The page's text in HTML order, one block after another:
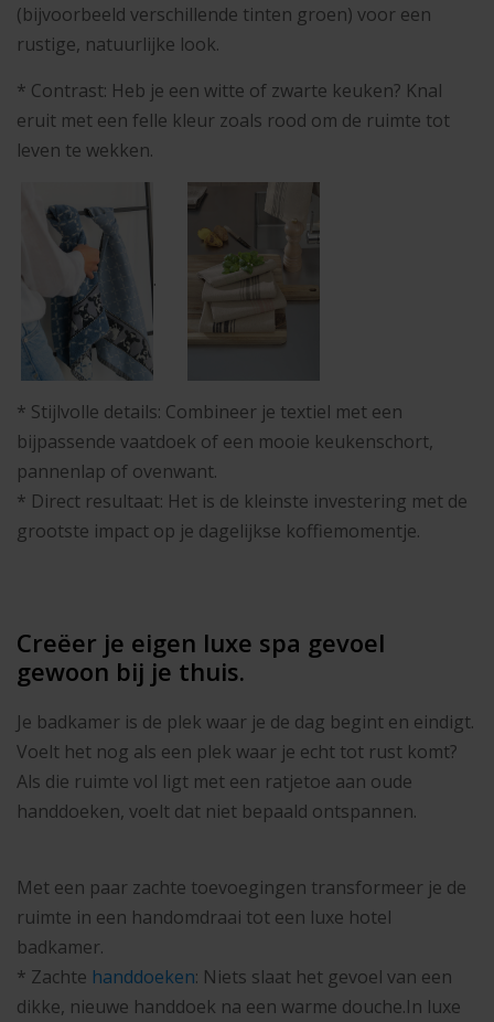
(bijvoorbeeld verschillende tinten groen) voor een
rustige, natuurlijke look.
* Contrast: Heb je een witte of zwarte keuken? Knal
eruit met een felle kleur zoals rood om de ruimte tot
leven te wekken.
.
* Stijlvolle details: Combineer je textiel met een
bijpassende vaatdoek of een mooie keukenschort,
pannenlap of ovenwant.
* Direct resultaat: Het is de kleinste investering met de
grootste impact op je dagelijkse koffiemomentje.
Creëer je eigen luxe spa gevoel
gewoon bij je thuis.
Je badkamer is de plek waar je de dag begint en eindigt.
Voelt het nog als een plek waar je echt tot rust komt?
Als die ruimte vol ligt met een ratjetoe aan oude
handdoeken, voelt dat niet bepaald ontspannen.
Met een paar zachte toevoegingen transformeer je de
ruimte in een handomdraai tot een luxe hotel
badkamer.
* Zachte handdoeken: Niets slaat het gevoel van een
dikke, nieuwe handdoek na een warme douche.In luxe